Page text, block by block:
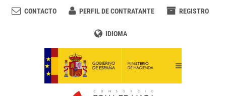
CONTACTO PERFIL DE CONTRATANTE REGISTRO
IDIOMA